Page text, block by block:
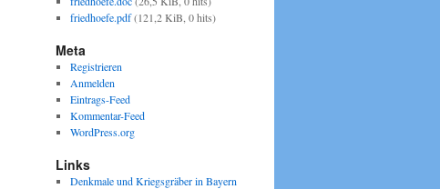
friedhoefe.pdf(121,2 KiB, 0 hits)
Meta
Registrieren
Anmelden
Eintrags-Feed
Kommentar-Feed
WordPress.org
Links
Denkmale und Kriegsgräber in Bayern